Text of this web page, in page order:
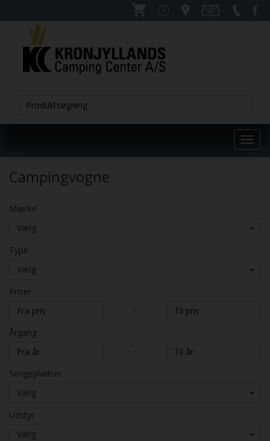
Campingvogne
Mærke
Vælg
Type
Vælg
Priser
-
Årgang
-
Sengepladser
Vælg
Udstyr
Vælg